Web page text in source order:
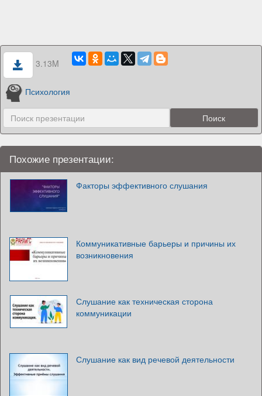
3.13M
Психология
Похожие презентации:
Факторы эффективного слушания
Коммуникативные барьеры и причины их
возникновения
Слушание как техническая сторона
коммуникации
Слушание как вид речевой деятельности